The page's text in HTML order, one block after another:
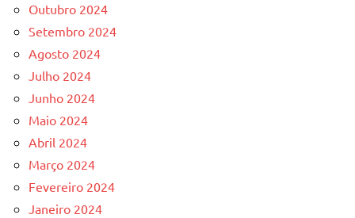
Outubro 2024
Setembro 2024
Agosto 2024
Julho 2024
Junho 2024
Maio 2024
Abril 2024
Março 2024
Fevereiro 2024
Janeiro 2024